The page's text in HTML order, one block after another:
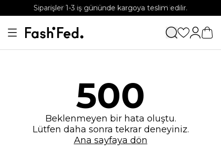
Siparişler 1-3 iş gününde kargoya teslim edilir.
APP'e özel %15 indirim kodu: APP15
500
Beklenmeyen bir hata oluştu.
Lütfen daha sonra tekrar deneyiniz.
Ana sayfaya dön